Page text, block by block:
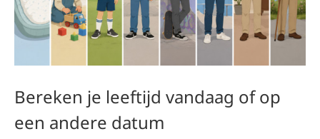
Bereken je leeftijd vandaag of op
een andere datum